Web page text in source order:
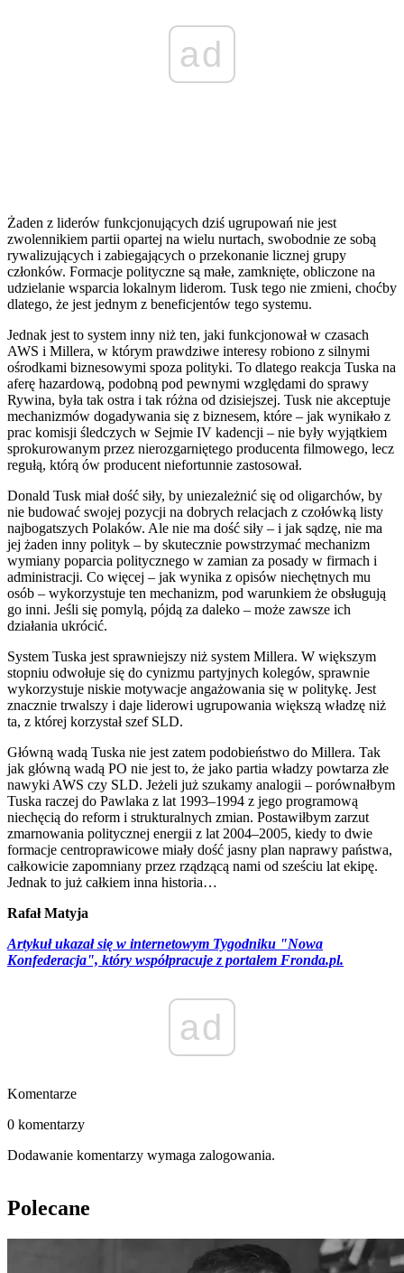
ad
Żaden z liderów funkcjonujących dziś ugrupowań nie jest
zwolennikiem partii opartej na wielu nurtach, swobodnie ze sobą
rywalizujących i zabiegających o przekonanie licznej grupy
członków. Formacje polityczne są małe, zamknięte, obliczone na
udzielanie wsparcia lokalnym liderom. Tusk tego nie zmieni, choćby
dlatego, że jest jednym z beneficjentów tego systemu.
Jednak jest to system inny niż ten, jaki funkcjonował w czasach
AWS i Millera, w którym prawdziwe interesy robiono z silnymi
ośrodkami biznesowymi spoza polityki. To dlatego reakcja Tuska na
aferę hazardową, podobną pod pewnymi względami do sprawy
Rywina, była tak ostra i tak różna od dzisiejszej. Tusk nie akceptuje
mechanizmów dogadywania się z biznesem, które – jak wynikało z
prac komisji śledczych w Sejmie IV kadencji – nie były wyjątkiem
sprokurowanym przez nierozgarniętego producenta filmowego, lecz
regułą, którą ów producent niefortunnie zastosował.
Donald Tusk miał dość siły, by uniezależnić się od oligarchów, by
nie budować swojej pozycji na dobrych relacjach z czołówką listy
najbogatszych Polaków. Ale nie ma dość siły – i jak sądzę, nie ma
jej żaden inny polityk – by skutecznie powstrzymać mechanizm
wymiany poparcia politycznego w zamian za posady w firmach i
administracji. Co więcej – jak wynika z opisów niechętnych mu
osób – wykorzystuje ten mechanizm, pod warunkiem że obsługują
go inni. Jeśli się pomylą, pójdą za daleko – może zawsze ich
działania ukrócić.
System Tuska jest sprawniejszy niż system Millera. W większym
stopniu odwołuje się do cynizmu partyjnych kolegów, sprawnie
wykorzystuje niskie motywacje angażowania się w politykę. Jest
znacznie trwalszy i daje liderowi ugrupowania większą władzę niż
ta, z której korzystał szef SLD.
Główną wadą Tuska nie jest zatem podobieństwo do Millera. Tak
jak główną wadą PO nie jest to, że jako partia władzy powtarza złe
nawyki AWS czy SLD. Jeżeli już szukamy analogii – porównałbym
Tuska raczej do Pawlaka z lat 1993–1994 z jego programową
niechęcią do reform i strukturalnych zmian. Postawiłbym zarzut
zmarnowania politycznej energii z lat 2004–2005, kiedy to dwie
formacje centroprawicowe miały dość jasny plan naprawy państwa,
całkowicie zapomniany przez rządzącą nami od sześciu lat ekipę.
Jednak to już całkiem inna historia…
Rafał Matyja
Artykuł ukazał się w internetowym Tygodniku "Nowa
Konfederacja", który współpracuje z portalem Fronda.pl.
ad
Komentarze
0 komentarzy
Dodawanie komentarzy wymaga zalogowania.
Polecane